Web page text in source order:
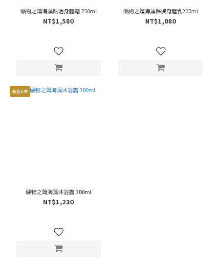
礦物之鑰海藻賦活身體霜 250ml
NT$1,580
礦物之鑰海藻保濕身體乳200ml
NT$1,080
新品上市
礦物之鑰海藻沐浴露 300ml
NT$1,230